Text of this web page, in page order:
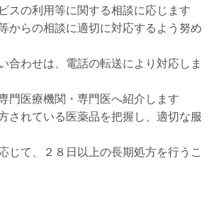
スの利用等に関する相談に応じます
からの相談に適切に対応するよう努め
合わせは、電話の転送により対応しま
門医療機関・専門医へ紹介します
されている医薬品を把握し、適切な服
じて、２８日以上の長期処方を行うこ